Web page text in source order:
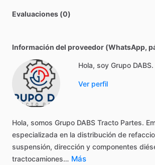
Evaluaciones (0)
Información del proveedor (WhatsApp,
Hola, soy Grupo DABS.
Ver perfil
Hola, somos Grupo DABS Tracto Partes.
especializada en la distribución de
suspensión, dirección y componentes
tractocamiones… Más